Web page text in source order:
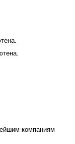
компаниям